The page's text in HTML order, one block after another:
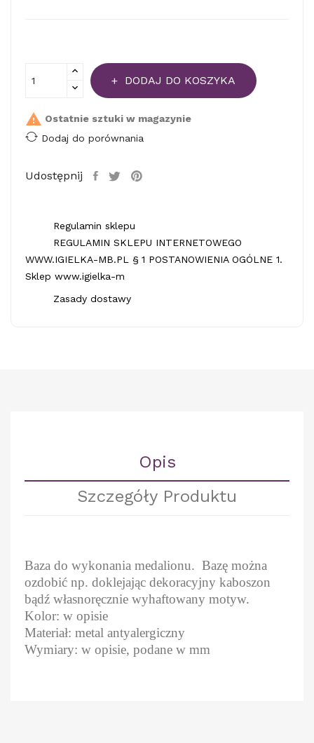
DODAJ DO KOSZYKA
 Ostatnie sztuki w magazynie
Dodaj do porównania
Udostępnij
Regulamin sklepu
REGULAMIN SKLEPU INTERNETOWEGO
WWW.IGIELKA-MB.PL § 1 POSTANOWIENIA OGÓLNE 1.
Sklep www.igielka-m
Zasady dostawy
Opis
Szczegóły Produktu
Baza do wykonania medalionu. Bazę można
ozdobić np. doklejając dekoracyjny kaboszon
bądź własnoręcznie wyhaftowany motyw.
Kolor: w opisie
Materiał: metal antyalergiczny
Wymiary: w opisie, podane w mm